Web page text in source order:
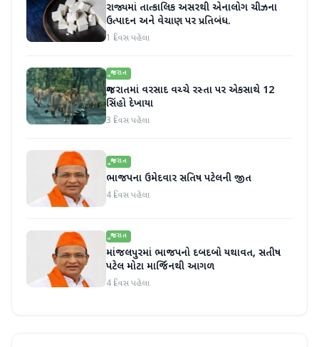
રાજ્યમાં તાત્કાલિક અસરથી એનાલોગ ચીઝના
ઉત્પાદન અને વેચાણ પર પ્રતિબંધ.
1 દિવસ પહેલા
ગુજરાત
ગુજરાતમાં વરસાદ વચ્ચે રસ્તા પર એકસાથે 12
સિંહો દેખાયા
3 દિવસ પહેલા
ગુજરાત
ભાજપના ઉમેદવાર સતિષ પટેલની જીત
4 દિવસ પહેલા
ગુજરાત
માંજલપુરમાં ભાજપનો દબદબો યથાવત, સતીષ
પટેલ મોટા માર્જિનથી આગળ
4 દિવસ પહેલા